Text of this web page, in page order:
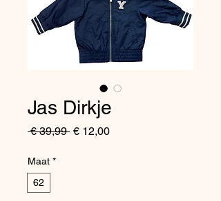
Jas Dirkje
€ 39,99 Normale
€ 12,00Verkoopprijs
Maat *
62